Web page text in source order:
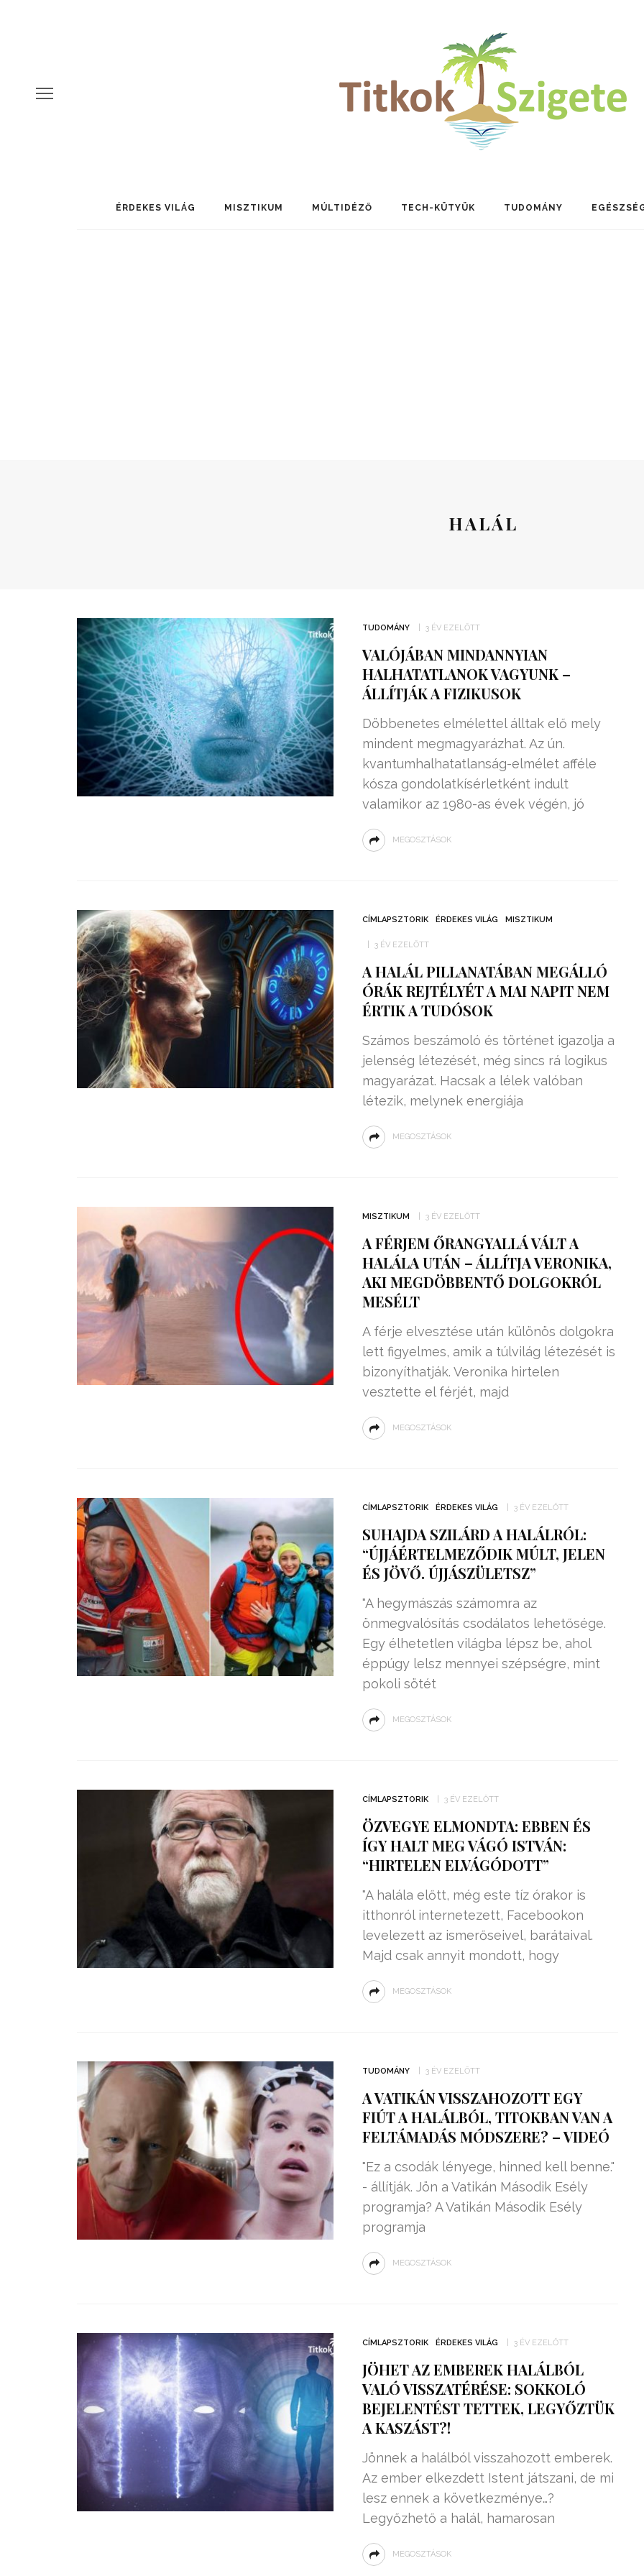
ÉRDEKES VILÁG MISZTIKUM MÚLTIDÉZŐ TECH-KÜTYÜK TUDOMÁNY
HALÁL
TUDOMÁNY 3 ÉV EZELŐTT
VALÓJÁBAN MINDANNYIAN
HALHATATLANOK VAGYUNK –
ÁLLÍTJÁK A FIZIKUSOK
Döbbenetes elmélettel álltak elő mely
mindent megmagyarázhat. Az ún.
kvantumhalhatatlanság-elmélet afféle
kósza gondolatkísérletként indult
valamikor az 1980-as évek végén, jó
MEGOSZTÁSOK
CÍMLAPSZTORIK ÉRDEKES VILÁG MISZTIKUM
3 ÉV EZELŐTT
A HALÁL PILLANATÁBAN MEGÁLLÓ
ÓRÁK REJTÉLYÉT A MAI NAPIT NEM
ÉRTIK A TUDÓSOK
Számos beszámoló és történet igazolja a
jelenség létezését, még sincs rá logikus
magyarázat. Hacsak a lélek valóban
létezik, melynek energiája
MEGOSZTÁSOK
MISZTIKUM 3 ÉV EZELŐTT
A FÉRJEM ŐRANGYALLÁ VÁLT A
HALÁLA UTÁN – ÁLLÍTJA VERONIKA,
AKI MEGDÖBBENTŐ DOLGOKRÓL
MESÉLT
A férje elvesztése után különös dolgokra
lett figyelmes, amik a túlvilág létezését is
bizonyíthatják. Veronika hirtelen
vesztette el férjét, majd
MEGOSZTÁSOK
CÍMLAPSZTORIK ÉRDEKES VILÁG 3 ÉV EZELŐTT
SUHAJDA SZILÁRD A HALÁLRÓL:
“ÚJJÁÉRTELMEZŐDIK MÚLT, JELEN
ÉS JÖVŐ. ÚJJÁSZÜLETSZ”
"A hegymászás számomra az
önmegvalósítás csodálatos lehetősége.
Egy élhetetlen világba lépsz be, ahol
éppúgy lelsz mennyei szépségre, mint
pokoli sötét
MEGOSZTÁSOK
CÍMLAPSZTORIK 3 ÉV EZELŐTT
ÖZVEGYE ELMONDTA: EBBEN ÉS
ÍGY HALT MEG VÁGÓ ISTVÁN:
“HIRTELEN ELVÁGÓDOTT”
"A halála előtt, még este tíz órakor is
itthonról internetezett, Facebookon
levelezett az ismerőseivel, barátaival.
Majd csak annyit mondott, hogy
MEGOSZTÁSOK
TUDOMÁNY 3 ÉV EZELŐTT
A VATIKÁN VISSZAHOZOTT EGY
FIÚT A HALÁLBÓL, TITOKBAN VAN A
FELTÁMADÁS MÓDSZERE? – VIDEÓ
"Ez a csodák lényege, hinned kell benne."
- állítják. Jön a Vatikán Második Esély
programja? A Vatikán Második Esély
programja
MEGOSZTÁSOK
CÍMLAPSZTORIK ÉRDEKES VILÁG 3 ÉV EZELŐTT
JÖHET AZ EMBEREK HALÁLBÓL
VALÓ VISSZATÉRÉSE: SOKKOLÓ
BEJELENTÉST TETTEK, LEGYŐZTÜK
A KASZÁST?!
Jönnek a halálból visszahozott emberek.
Az ember elkezdett Istent játszani, de mi
lesz ennek a következménye…?
Legyőzhető a halál, hamarosan
MEGOSZTÁSOK
99,13%-OS HATÉKONYSÁGGAL
NULLÁZZA AZ ÁRAMSZÁMLÁT
EZ A MOTOR!
ENERGIÁT